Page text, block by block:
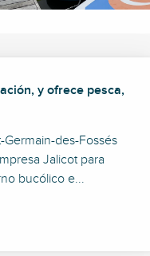
y ofrece pesca,
des-Fossés
Jalicot para
bucólico e...